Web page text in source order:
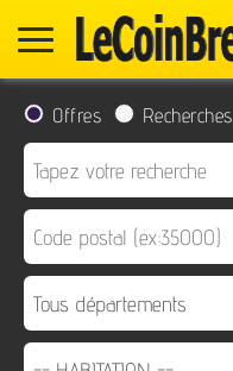
Offres Recherches